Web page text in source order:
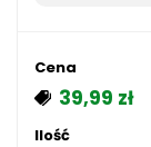
Cena
39,99 zł
Ilość